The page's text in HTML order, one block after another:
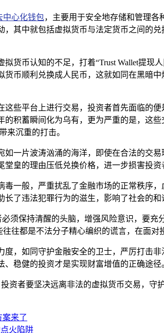
中心化钱包，主要用于安全地存储和管理
其中就包括虚拟货币与法定货币之间的
货币认知的不足，打着“Trust Wallet提
币顺利兑换成人民币，这就如同在黑暗
些平台上进行交易，投资者首先面临的
积蓄瞬间化为乌有，更为严重的是，这
来沉重的打击。
一片波涛汹涌的海洋，即使在合法的交
皇的理由压低兑换价格，进一步损害投
一般，严重扰乱了金融市场的正常秩序
了违法犯罪行为的滋生，影响了社会的和
必须保持清醒的头脑，增强风险意识，要
往都是不法分子精心编织的谎言，在面
，如同守护金融安全的卫士，严厉打击
稳健的投资才是实现财富增值的正确途径
投资者要坚决远离非法的虚拟货币交易，
案来了
火陷阱